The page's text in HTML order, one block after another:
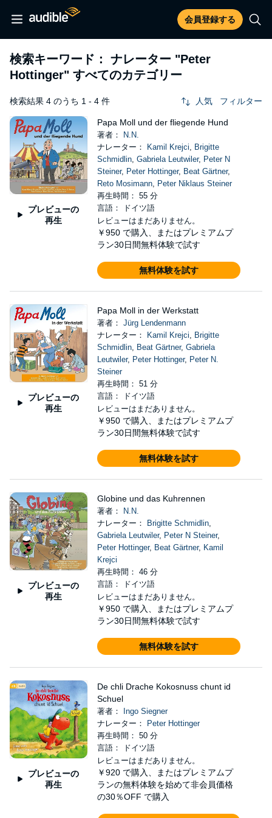
会員登録する
検索キーワード： ナレーター "Peter
Hottinger" すべてのカテゴリー
検索結果 4 のうち 1 - 4 件 人気 フィルター
プレビューの
再生
Papa Moll und der fliegende Hund
著者：
N.N.
ナレーター：
Kamil Krejci, Brigitte
Schmidlin, Gabriela Leutwiler, Peter N
Steiner, Peter Hottinger, Beat Gärtner,
Reto Mosimann, Peter Niklaus Steiner
再生時間： 55 分
言語： ドイツ語
レビューはまだありません。
￥950 で購入、またはプレミアムプ
ラン30日間無料体験で試す
無料体験を試す
プレビューの
再生
Papa Moll in der Werkstatt
著者： Jürg Lendenmann
ナレーター：
Kamil Krejci, Brigitte
Schmidlin, Beat Gärtner, Gabriela
Leutwiler, Peter Hottinger, Peter N.
Steiner
再生時間： 51 分
言語： ドイツ語
レビューはまだありません。
￥950 で購入、またはプレミアムプ
ラン30日間無料体験で試す
無料体験を試す
プレビューの
再生
Globine und das Kuhrennen
著者：
N.N.
ナレーター：
Brigitte Schmidlin,
Gabriela Leutwiler, Peter N Steiner,
Peter Hottinger, Beat Gärtner, Kamil
Krejci
再生時間： 46 分
言語： ドイツ語
レビューはまだありません。
￥950 で購入、またはプレミアムプ
ラン30日間無料体験で試す
無料体験を試す
プレビューの
再生
De chli Drache Kokosnuss chunt id
Schuel
著者：
Ingo Siegner
ナレーター：
Peter Hottinger
再生時間： 50 分
言語： ドイツ語
レビューはまだありません。
￥920 で購入、またはプレミアムプ
ランの無料体験を始めて非会員価格
の30％OFF で購入